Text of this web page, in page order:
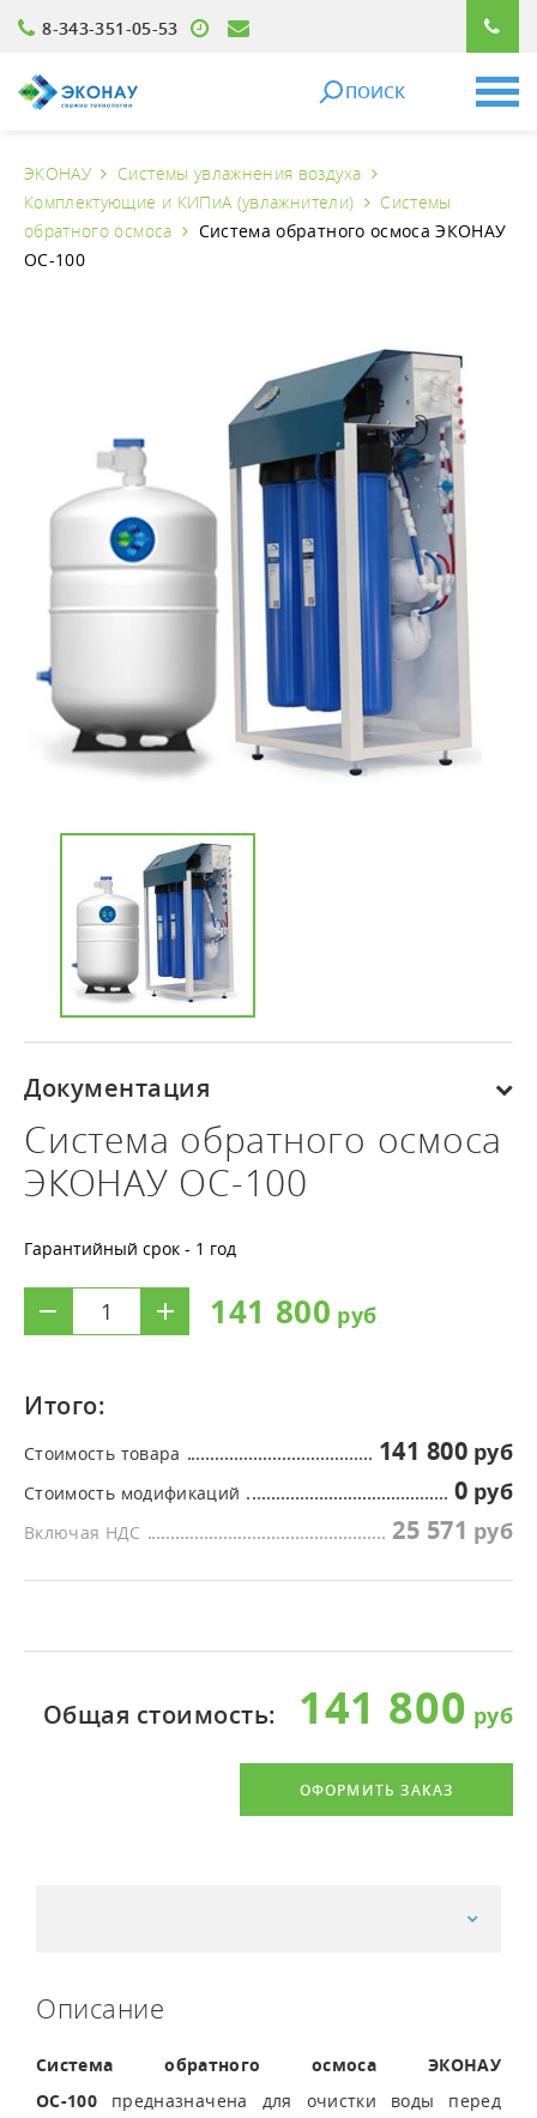
8-343-351-05-53
ПОИСК
ЭКОНАУ
Системы увлажнения воздуха
Комплектующие и КИПиА (увлажнители)
Системы
обратного осмоса
Система обратного осмоса ЭКОНАУ
ОС-100
Документация
Система обратного осмоса
ЭКОНАУ ОС-100
Гарантийный срок - 1 год
141 800
Итого:
Стоимость товара 141 800
Стоимость модификаций 0
Включая НДС 25 571
Общая стоимость: 141 800
ОФОРМИТЬ ЗАКАЗ
Описание
Система обратного осмоса ЭКОНАУ
ОС-100 предназначена для очистки воды перед